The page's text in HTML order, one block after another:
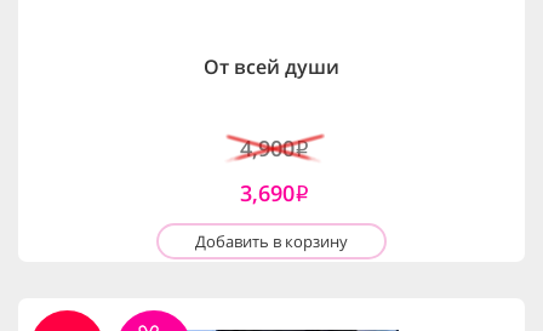
От всей души
4,900i
3,690i
Добавить в корзину